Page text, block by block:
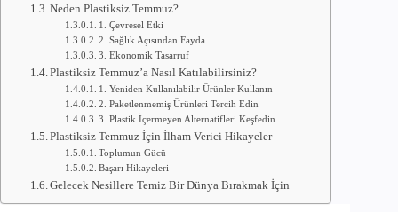
Neden Plastiksiz Temmuz?
1. Çevresel Etki
2. Sağlık Açısından Fayda
3. Ekonomik Tasarruf
Plastiksiz Temmuz’a Nasıl Katılabilirsiniz?
1. Yeniden Kullanılabilir Ürünler Kullanın
2. Paketlenmemiş Ürünleri Tercih Edin
3. Plastik İçermeyen Alternatifleri Keşfedin
Plastiksiz Temmuz İçin İlham Verici Hikayeler
Toplumun Gücü
Başarı Hikayeleri
Gelecek Nesillere Temiz Bir Dünya Bırakmak İçin